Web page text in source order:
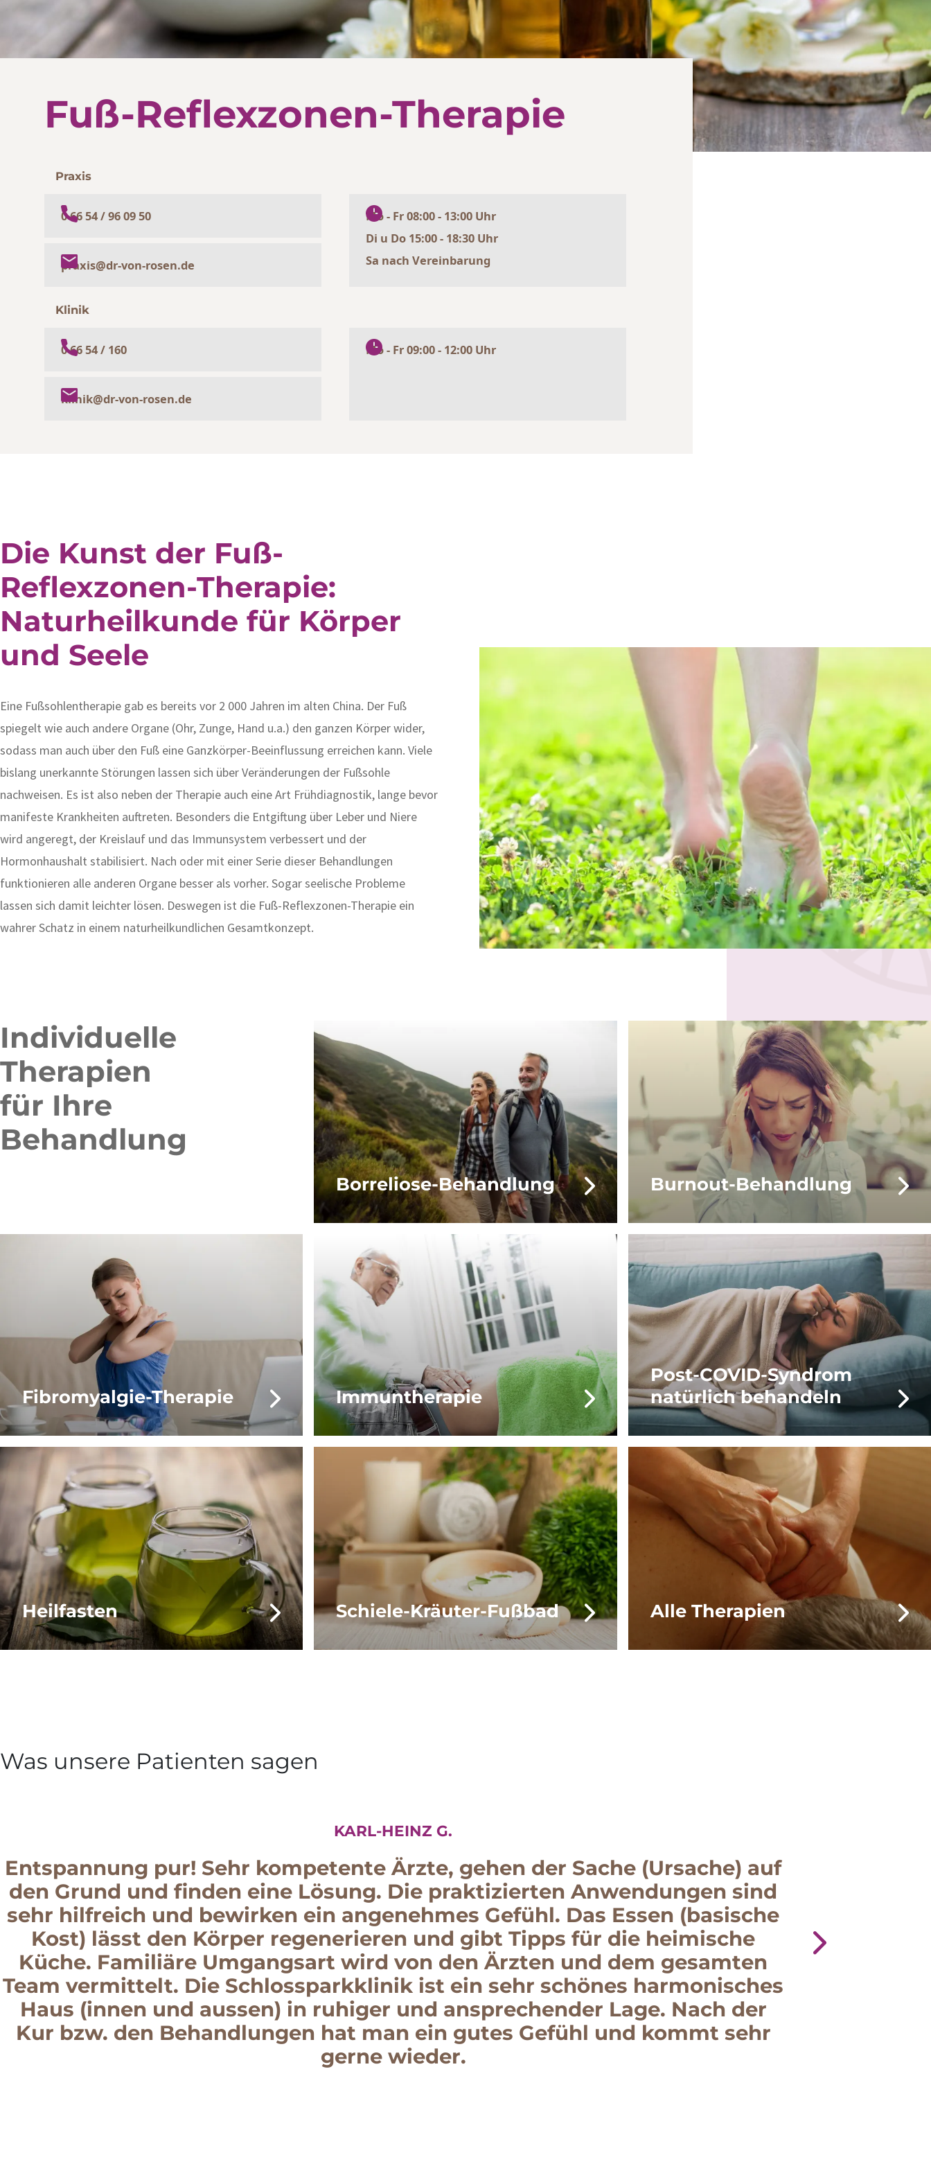
Fuß-Reflexzonen-Therapie
Praxis
0 66 54 / 96 09 50
praxis@dr-von-rosen.de
Mo - Fr 08:00 - 13:00 Uhr
Di u Do 15:00 - 18:30 Uhr
Sa nach Vereinbarung
Klinik
0 66 54 / 160
klinik@dr-von-rosen.de
Mo - Fr 09:00 - 12:00 Uhr
Die Kunst der Fuß-
Reflexzonen-Therapie:
Naturheilkunde für Körper
und Seele
Eine Fußsohlentherapie gab es bereits vor 2 000 Jahren im alten China. Der Fuß
spiegelt wie auch andere Organe (Ohr, Zunge, Hand u.a.) den ganzen Körper wider,
sodass man auch über den Fuß eine Ganzkörper-Beeinflussung erreichen kann. Viele
bislang unerkannte Störungen lassen sich über Veränderungen der Fußsohle
nachweisen. Es ist also neben der Therapie auch eine Art Frühdiagnostik, lange bevor
manifeste Krankheiten auftreten. Besonders die Entgiftung über Leber und Niere
wird angeregt, der Kreislauf und das Immunsystem verbessert und der
Hormonhaushalt stabilisiert. Nach oder mit einer Serie dieser Behandlungen
funktionieren alle anderen Organe besser als vorher. Sogar seelische Probleme
lassen sich damit leichter lösen. Deswegen ist die Fuß-Reflexzonen-Therapie ein
wahrer Schatz in einem naturheilkundlichen Gesamtkonzept.
Individuelle
Therapien
für Ihre
Behandlung
Borreliose-Behandlung Burnout-Behandlung
Fibromyalgie-Therapie Immuntherapie
Post-COVID-Syndrom
natürlich behandeln
Heilfasten Schiele-Kräuter-Fußbad Alle Therapien
Was unsere Patienten sagen
KARL-HEINZ G.
Entspannung pur! Sehr kompetente Ärzte, gehen der Sache (Ursache) auf
den Grund und finden eine Lösung. Die praktizierten Anwendungen sind
sehr hilfreich und bewirken ein angenehmes Gefühl. Das Essen (basische
Kost) lässt den Körper regenerieren und gibt Tipps für die heimische
Küche. Familiäre Umgangsart wird von den Ärzten und dem gesamten
Team vermittelt. Die Schlossparkklinik ist ein sehr schönes harmonisches
Haus (innen und aussen) in ruhiger und ansprechender Lage. Nach der
Kur bzw. den Behandlungen hat man ein gutes Gefühl und kommt sehr
gerne wieder.
eines